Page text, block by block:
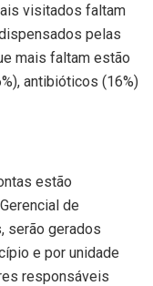
visitados faltam
pelas
mais faltam estão
antibióticos (16%)
estão
de
serão gerados
e por unidade
responsáveis